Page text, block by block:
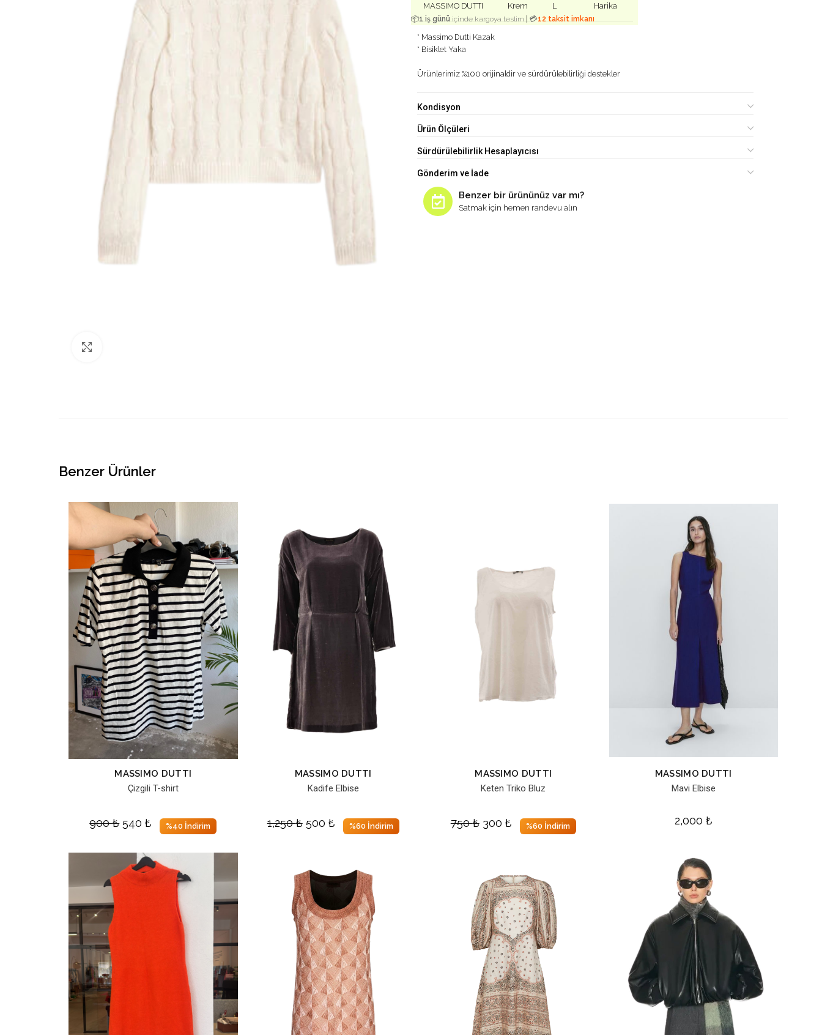
MASSIMO DUTTI Krem L Harika
📦1 iş günüiçinde kargoya teslim|💳12 taksit imkanı
* Massimo Dutti Kazak
* Bisiklet Yaka
Ürünlerimiz %100 orijinaldir ve sürdürülebilirliği destekler
Kondisyon
Ürün Ölçüleri
Sürdürülebilirlik Hesaplayıcısı
Gönderim ve İade
Benzer bir ürününüz var mı?
Satmak için hemen randevu alın
Benzer Ürünler
MASSIMO DUTTI
Çizgili T-shirt
900₺ 540₺ %40 İndirim
MASSIMO DUTTI
Kadife Elbise
1,250₺ 500 ₺ %60 İndirim
MASSIMO DUTTI
Keten Triko Bluz
750₺ 300 ₺ %60 İndirim
MASSIMO DUTTI
Mavi Elbise
2,000 ₺